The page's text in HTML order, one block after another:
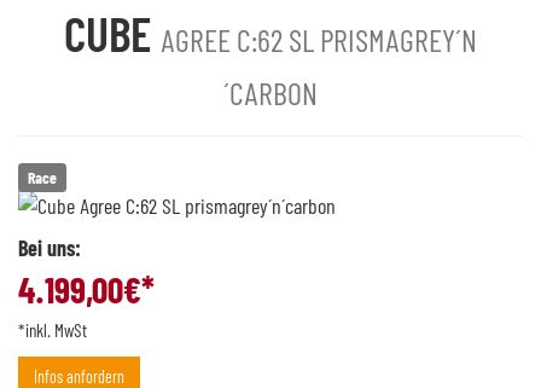
CUBE AGREE C:62 SL PRISMAGREY´N
´CARBON
Race
Bei uns:
4.199,00€*
*inkl. MwSt
Infos anfordern